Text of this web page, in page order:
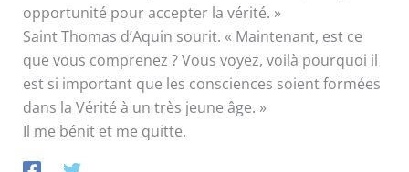
opportunité pour accepter la vérité. »
Saint Thomas d’Aquin sourit. « Maintenant, est ce
que vous comprenez ? Vous voyez, voilà pourquoi il
est si important que les consciences soient formées
dans la Vérité à un très jeune âge. »
Il me bénit et me quitte.